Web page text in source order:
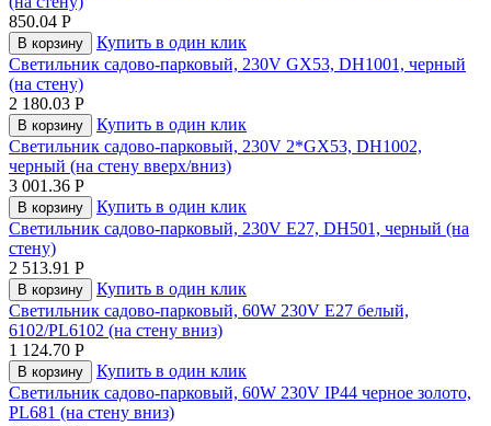
850.04 Р
В корзину
Купить в один клик
Светильник садово-парковый, 230V GX53, DH1001, черный
(на стену)
2 180.03 Р
В корзину
Купить в один клик
Светильник садово-парковый, 230V 2*GX53, DH1002,
черный (на стену вверх/вниз)
3 001.36 Р
В корзину
Купить в один клик
Светильник садово-парковый, 230V E27, DH501, черный (на
стену)
2 513.91 Р
В корзину
Купить в один клик
Светильник садово-парковый, 60W 230V E27 белый,
6102/PL6102 (на стену вниз)
1 124.70 Р
В корзину
Купить в один клик
Светильник садово-парковый, 60W 230V IP44 черное золото,
PL681 (на стену вниз)